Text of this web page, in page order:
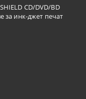
CD/DVD/BD
за инк-джет печат